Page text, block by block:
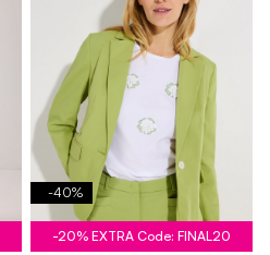
-40%
-20% EXTRA Code: FINAL20